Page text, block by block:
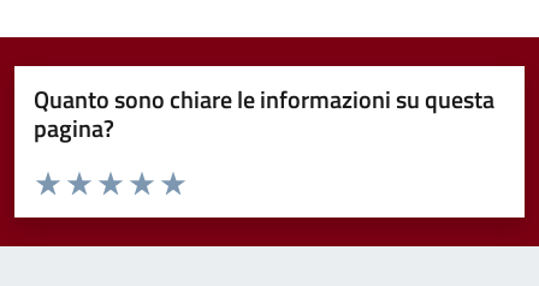
Quanto sono chiare le informazioni su questa
pagina?
Valuta da 1 a 5 stelle la pagina
Valuta 5 stelle su 5
Valuta 4 stelle su 5
Valuta 3 stelle su 5
Valuta 2 stelle su 5
Valuta 1 stelle su 5